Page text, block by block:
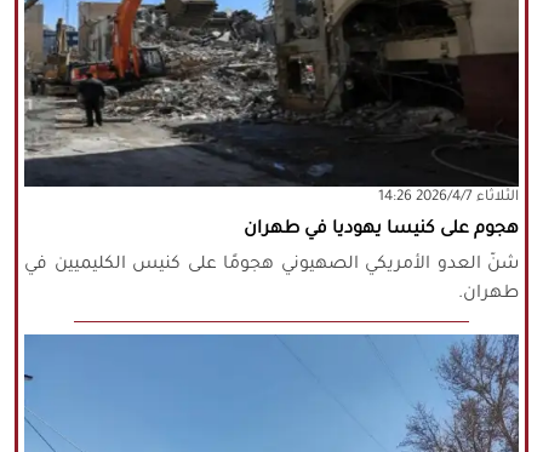
‫‫الثلاثاء‬‬ 2026/4/7 14:26
هجوم على كنيسا يهوديا في طهران
شنّ العدو الأمريكي الصهيوني هجومًا على كنيس الكليميين في
طهران.